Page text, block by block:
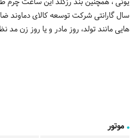
سال گارانتی شرکت توسعه کالای
هایی مانند تولد، روز مادر و یا روز زن مد
موتور